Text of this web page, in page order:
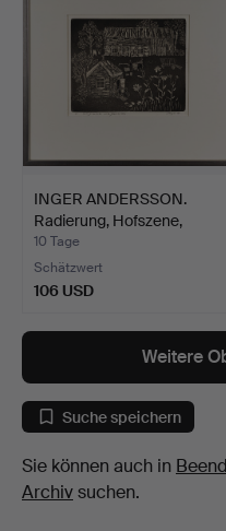
INGER ANDERSSON.
Radierung, Hofszene,
Sign…
10 Tage
Schätzwert
106 USD
Weitere
Suche speichern
Sie können auch in
Archivsuchen.